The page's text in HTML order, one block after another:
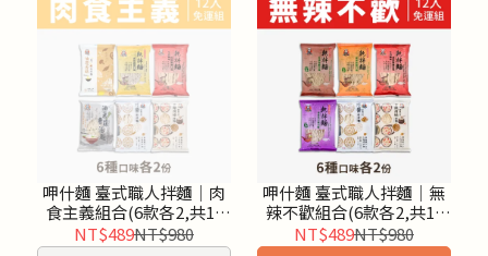
呷什麵 臺式職人拌麵│肉
食主義組合(6款各2,共12
入)
NT$489NT$980
呷什麵 臺式職人拌麵│無
辣不歡組合(6款各2,共12
入)
NT$489NT$980